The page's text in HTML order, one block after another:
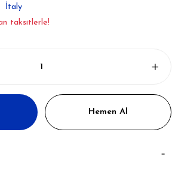
İtaly
taksitlerle!
Hemen Al